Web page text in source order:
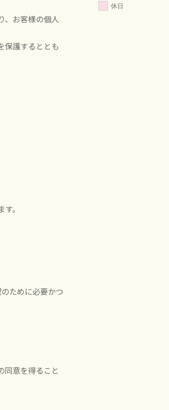
、お客様の個人
保護するととも
。
ために必要かつ
同意を得ること
休日